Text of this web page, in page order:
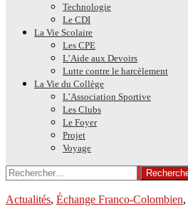
Technologie
Le CDI
La Vie Scolaire
Les CPE
L’Aide aux Devoirs
Lutte contre le harcèlement
La Vie du Collège
L’Association Sportive
Les Clubs
Le Foyer
Projet
Voyage
Rechercher :
Actualités, Échange Franco-Colombien,